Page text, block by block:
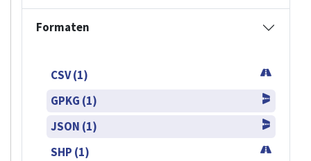
Formaten
CSV (1)
GPKG (1)
JSON (1)
SHP (1)